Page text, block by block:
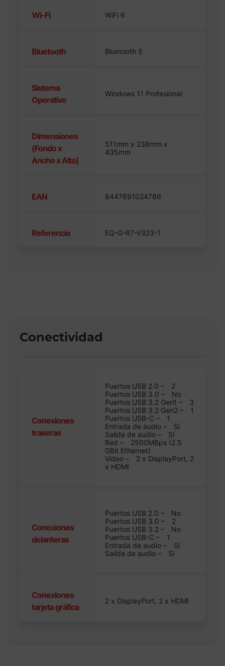
Wi-Fi WiFi 6
Bluetooth Bluetooth 5
Sistema
Operativo
Windows 11 Profesional
Dimensiones
(Fondo x
Ancho x Alto)
511mm x 238mm x
435mm
EAN 8447691024786
Referencia EQ-G-R7-V323-1
Conectividad
Conexiones
traseras
Puertos USB 2.0 –
2
Puertos USB 3.0 –
No
Puertos USB 3.2 Gen1 –
3
Puertos USB 3.2 Gen2 –
1
Puertos USB-C –
1
Entrada de audio –
Sí
Salida de audio –
Sí
Red –
2500MBps (2.5
GBit Ethernet)
Vídeo –
2 x DisplayPort, 2
x HDMI
Conexiones
delanteras
Puertos USB 2.0 –
No
Puertos USB 3.0 –
2
Puertos USB 3.2 –
No
Puertos USB-C –
1
Entrada de audio –
Sí
Salida de audio –
Sí
Conexiones
tarjeta gráfica
2 x DisplayPort, 2 x HDMI